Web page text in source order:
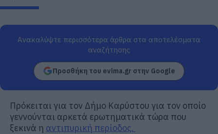
Ανακαλύψτε περισσότερα άρθρα στα αποτελέσματα
αναζήτησης
Προσθήκη του evima.gr στην Google
Πρόκειται για τον Δήμο Καρύστου για τον οποίο
γεννούνται αρκετά ερωτηματικά τώρα που
ξεκινά η αντιπυρική περίοδος.